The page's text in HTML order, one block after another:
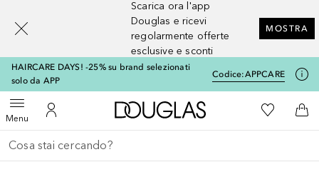
Scarica ora l'app
Douglas e ricevi
regolarmente offerte
esclusive e sconti
MOSTRA
HAIRCARE DAYS! -25% su brand selezionati
solo da APP
Codice:APPCARE
MenuApri menuAl Mio Account
A Douglas HomeAlla Mia
Al
Torna indietro
Esegui ricerca
[navigation.slideout.screenreader]